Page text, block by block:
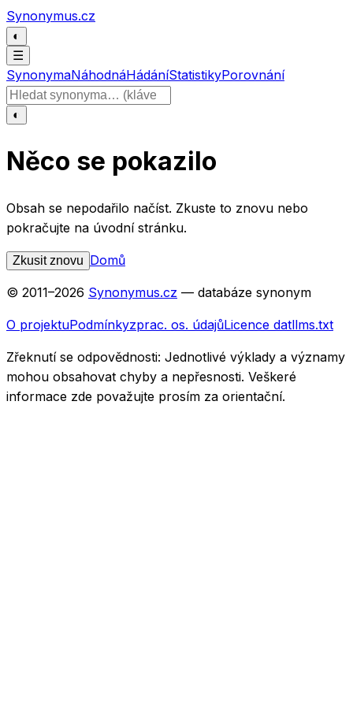
Přeskočit na obsah
Synonymus.cz
◐
☰
SynonymaNáhodnáHádáníStatistikyPorovnání
Hledat slovo
◐
Něco se pokazilo
Obsah se nepodařilo načíst. Zkuste to znovu nebo
pokračujte na úvodní stránku.
Zkusit znovu Domů
© 2011–2026 Synonymus.cz — databáze synonym
O projektuPodmínkyzprac. os. údajůLicence datllms.txt
Zřeknutí se odpovědnosti: Jednotlivé výklady a významy
mohou obsahovat chyby a nepřesnosti. Veškeré
informace zde považujte prosím za orientační.